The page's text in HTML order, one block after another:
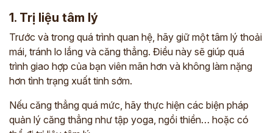
1. Trị liệu tâm lý
Trước và trong quá trình quan hệ, hãy giữ một tâm lý thoải
mái, tránh lo lắng và căng thẳng. Điều này sẽ giúp quá
trình giao hợp của bạn viên mãn hơn và không làm nặng
hơn tình trạng xuất tinh sớm.
Nếu căng thẳng quá mức, hãy thực hiện các biện pháp
quản lý căng thẳng như tập yoga, ngồi thiền… hoặc có